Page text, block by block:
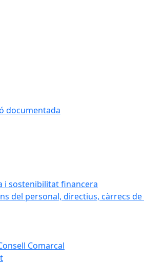
documentada
i sostenibilitat financera
del personal, directius, càrrecs
Comarcal